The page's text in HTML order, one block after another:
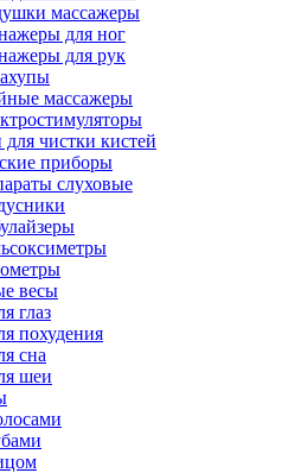
массажеры
для ног
для рук
массажеры
чистки кистей
приборы
слуховые
весы
глаз
похудения
сна
шеи